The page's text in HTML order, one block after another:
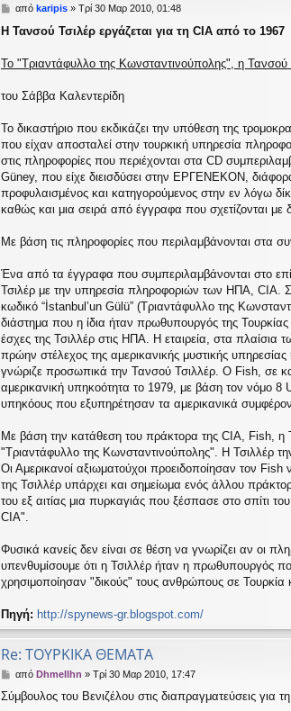
Δ
μ
σ
υ
η
από karipis» Τρί 30 Μαρ 2010, 01:48
Η Τανσού Τσιλέρ εργάζεται για τη CIA από το 1967
Το "Τριαντάφυλλο της Κωνσταντινούπολης", η
του Σάββα Καλεντερίδη
Το δικαστήριο που εκδικάζει την υπόθεση της
που είχαν αποσταλεί στην τουρκική υπηρεσία
στις πληροφορίες που περιέχονται στα CD
Güney, που είχε διεισδύσει στην ΕΡΓΕΝΕΚΟΝ,
προφυλαισμένος και κατηγορούμενος στην εν λόγω
καθώς και μια σειρά από έγγραφα που σχετίζονται με
Με βάση τις πληροφορίες που περιλαμβάνονται στα
Ένα από τα έγγραφα που συμπεριλαμβάνονται στο
Τσιλέρ με την υπηρεσία πληροφοριών των ΗΠΑ, CIA.
κωδικό “İstanbul’un Gülü” (Τριαντάφυλλο της
διάστημα που η ίδια ήταν πρωθυπουργός της
έσχες της Τσιλλέρ στις ΗΠΑ. Η εταιρεία, στα
πρώην στέλεχος της αμερικανικής μυστικής
γνώριζε προσωπικά την Τανσού Τσιλλέρ. Ο Fish, σε
αμερικανική υπηκοότητα το 1979, με βάση τον νόμο 8
υπηκόους που εξυπηρέτησαν τα αμερικανικά
Με βάση την κατάθεση του πράκτορα της CIA, Fish, η
"Τριαντάφυλλο της Κωνσταντινούπολης". Η Τσιλλέρ
Οι Αμερικανοί αξιωματούχοι προειδοποίησαν τον
της Τσιλλέρ υπάρχει και σημείωμα ενός άλλου
του εξ αιτίας μια πυρκαγιάς που ξέσπασε στο σπίτι
CΙΑ".
Φυσικά κανείς δεν είναι σε θέση να γνωρίζει αν οι
υπενθυμίσουμε ότι η Τσιλλέρ ήταν η πρωθυπουργός
χρησιμοποίησαν "δικούς" τους ανθρώπους σε Τουρκία
Πηγή: http://spynews-gr.blogspot.com/
Re: TΟΥΡΚΙΚΑ ΘΕΜΑΤΑ
Δ
μ
από Dhmellhn » Τρί 30 Μαρ 2010, 17:47
Σύμβουλος του Βενιζέλου στις διαπραγματεύσεις για